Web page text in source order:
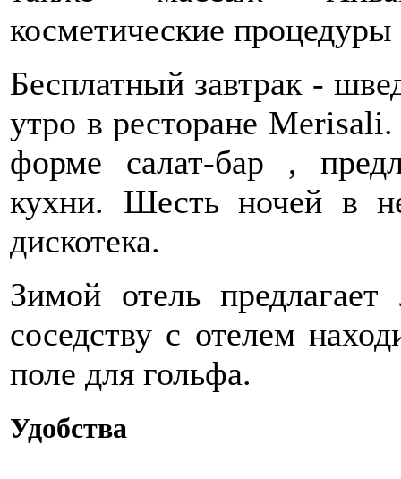
косметические
Бесплатный завтрак -
утро в ресторане
форме салат-бар ,
кухни. Шесть ночей в
дискотека.
Зимой отель
соседству с отелем
поле для гольфа.
Удобства